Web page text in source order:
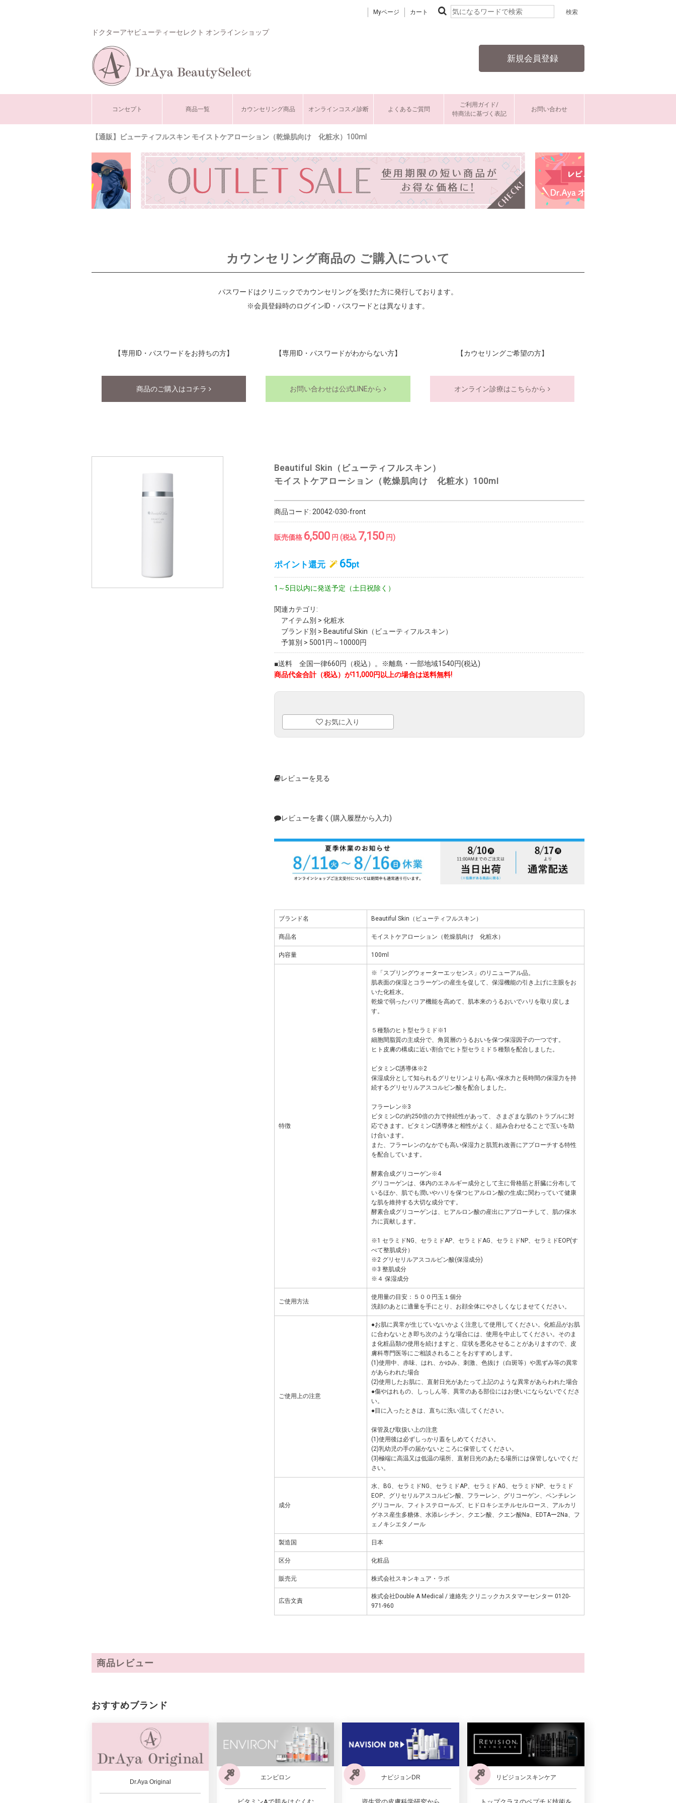
Myページ カート
ドクターアヤビューティーセレクト オンラインショップ
新規会員登録
コンセプト 商品一覧 カウンセリング商品 オンラインコスメ診断 よくあるご質問
ご利用ガイド/
特商法に基づく表記
お問い合わせ
【通販】ビューティフルスキン モイストケアローション（乾燥肌向け 化粧水）100ml
カウンセリング商品の ご購入について
パスワードはクリニックでカウンセリングを受けた方に発行しております。
※会員登録時のログインID・パスワードとは異なります。
【専用ID・パスワードをお持ちの方】
商品のご購入はコチラ
【専用ID・パスワードがわからない方】
お問い合わせは公式LINEから
【カウセリングご希望の方】
オンライン診療はこちらから
Beautiful Skin（ビューティフルスキン）
モイストケアローション（乾燥肌向け 化粧水）100ml
商品コード: 20042-030-front
販売価格 6,500円 (税込 7,150円)
ポイント還元 65pt
1～5日以内に発送予定（土日祝除く）
関連カテゴリ:
アイテム別 > 化粧水
ブランド別 > Beautiful Skin（ビューティフルスキン）
予算別 > 5001円～10000円
■送料 全国一律660円（税込）。※離島・一部地域1540円(税込)
商品代金合計（税込）が11,000円以上の場合は送料無料!
お気に入り
レビューを見る
レビューを書く(購入履歴から入力)
ブランド名 Beautiful Skin（ビューティフルスキン）
商品名 モイストケアローション（乾燥肌向け 化粧水）
内容量 100ml
特徴
※「スプリングウォーターエッセンス」のリニューアル品。
肌表面の保湿とコラーゲンの産生を促して、保湿機能の引き上げに主眼をお
いた化粧水。
乾燥で弱ったバリア機能を高めて、肌本来のうるおいでハリを取り戻しま
す。
５種類のヒト型セラミド※1
細胞間脂質の主成分で、角質層のうるおいを保つ保湿因子の一つです。
ヒト皮膚の構成に近い割合でヒト型セラミド５種類を配合しました。
ビタミンC誘導体※2
保湿成分として知られるグリセリンよりも高い保水力と長時間の保湿力を持
続するグリセリルアスコルビン酸を配合しました。
フラーレン※3
ビタミンCの約250倍の力で持続性があって、 さまざまな肌のトラブルに対
応できます。ビタミンC誘導体と相性がよく、組み合わせることで互いを助
け合います。
また、フラーレンのなかでも高い保湿力と肌荒れ改善にアプローチする特性
を配合しています。
酵素合成グリコーゲン※4
グリコーゲンは、体内のエネルギー成分として主に骨格筋と肝臓に分布して
いるほか、肌でも潤いやハリを保つヒアルロン酸の生成に関わっていて健康
な肌を維持する大切な成分です。
酵素合成グリコーゲンは、ヒアルロン酸の産出にアプローチして、肌の保水
力に貢献します。
※1 セラミドNG、セラミドAP、セラミドAG、セラミドNP、セラミドEOP(す
べて整肌成分）
※2 グリセリルアスコルビン酸(保湿成分)
※3 整肌成分
※４ 保湿成分
ご使用方法
使用量の目安：５００円玉１個分
洗顔のあとに適量を手にとり、お顔全体にやさしくなじませてください。
ご使用上の注意
●お肌に異常が生じていないかよく注意して使用してください。化粧品がお肌
に合わないとき即ち次のような場合には、使用を中止してください。そのま
ま化粧品類の使用を続けますと、症状を悪化させることがありますので、皮
膚科専門医等にご相談されることをおすすめします。
(1)使用中、赤味、はれ、かゆみ、刺激、色抜け（白斑等）や黒ずみ等の異常
があらわれた場合
(2)使用したお肌に、直射日光があたって上記のような異常があらわれた場合
●傷やはれもの、しっしん等、異常のある部位にはお使いにならないでくださ
い。
●目に入ったときは、直ちに洗い流してください。
保管及び取扱い上の注意
(1)使用後は必ずしっかり蓋をしめてください。
(2)乳幼児の手の届かないところに保管してください。
(3)極端に高温又は低温の場所、直射日光のあたる場所には保管しないでくだ
さい。
成分
水、BG、セラミドNG、セラミドAP、セラミドAG、セラミドNP、セラミド
EOP、グリセリルアスコルビン酸、フラーレン、グリコーゲン、ペンチレン
グリコール、フィトステロールズ、ヒドロキシエチルセルロース、アルカリ
ゲネス産生多糖体、水添レシチン、クエン酸、クエン酸Na、EDTAー2Na、フ
ェノキシエタノール
製造国 日本
区分 化粧品
販売元 株式会社スキンキュア・ラボ
広告文責
株式会社Double A Medical / 連絡先:クリニックカスタマーセンター 0120-
971-960
商品レビュー
おすすめブランド
Dr.Aya Original
エンビロン ナビジョンDR リビジョンスキンケア